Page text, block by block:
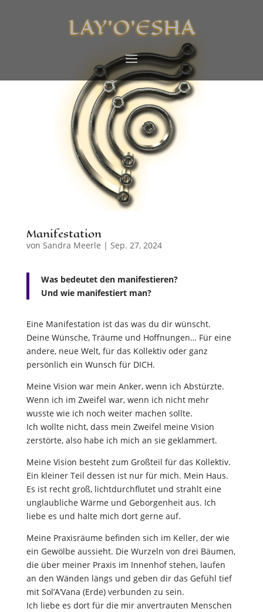
LAY’O’ESHA
Manifestation
von Sandra Meerle | Sep. 27, 2024
Was bedeutet den manifestieren?
Und wie manifestiert man?
Eine Manifestation ist das was du dir wünscht.
Deine Wünsche, Träume und Hoffnungen… Für eine
andere, neue Welt, für das Kollektiv oder ganz
persönlich ein Wunsch für DICH.
Meine Vision war mein Anker, wenn ich Abstürzte.
Wenn ich im Zweifel war, wenn ich nicht mehr
wusste wie ich noch weiter machen sollte.
Ich wollte nicht, dass mein Zweifel meine Vision
zerstörte, also habe ich mich an sie geklammert.
Meine Vision besteht zum Großteil für das Kollektiv.
Ein kleiner Teil dessen ist nur für mich. Mein Haus.
Es ist recht groß, lichtdurchflutet und strahlt eine
unglaubliche Wärme und Geborgenheit aus. Ich
liebe es und halte mich dort gerne auf.
Meine Praxisräume befinden sich im Keller, der wie
ein Gewölbe aussieht. Die Wurzeln von drei Bäumen,
die über meiner Praxis im Innenhof stehen, laufen
an den Wänden längs und geben dir das Gefühl tief
mit Sol’A’Vana (Erde) verbunden zu sein.
Ich liebe es dort für die mir anvertrauten Menschen